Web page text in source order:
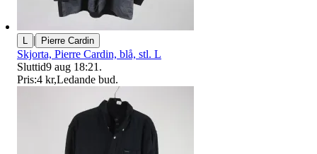
| Pierre Cardin
Skjorta, Pierre Cardin, blå, stl. L
Sluttid9 aug 18:21 .
Pris:4 kr,Ledande bud.